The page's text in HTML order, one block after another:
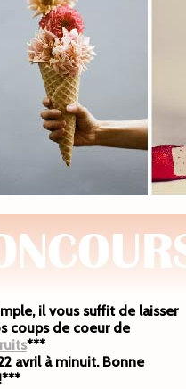
il vous suffit de laisser
coups de coeur de
***
avril à minuit. Bonne